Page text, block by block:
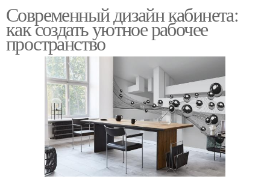
Современный дизайн кабинета:
как создать уютное рабочее
пространство